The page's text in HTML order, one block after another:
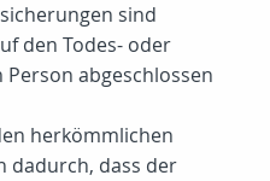
sind
den Todes- oder
abgeschlossen
herkömmlichen
dadurch, dass der